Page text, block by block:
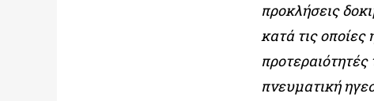
προκλήσεις
κατά τις οποίες
πνευματική